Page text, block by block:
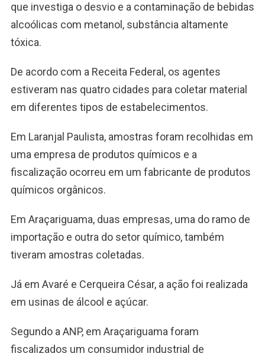
que investiga o desvio e a contaminação de bebidas
alcoólicas com metanol, substância altamente
tóxica.
De acordo com a Receita Federal, os agentes
estiveram nas quatro cidades para coletar material
em diferentes tipos de estabelecimentos.
Em Laranjal Paulista, amostras foram recolhidas em
uma empresa de produtos químicos e a
fiscalização ocorreu em um fabricante de produtos
químicos orgânicos.
Em Araçariguama, duas empresas, uma do ramo de
importação e outra do setor químico, também
tiveram amostras coletadas.
Já em Avaré e Cerqueira César, a ação foi realizada
em usinas de álcool e açúcar.
Segundo a ANP, em Araçariguama foram
fiscalizados um consumidor industrial de